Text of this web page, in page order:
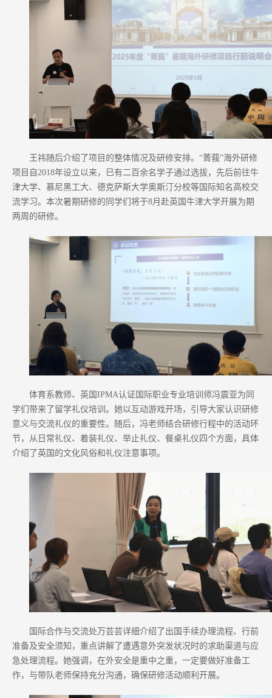
王祎随后介绍了项目的整体情况及研修安排。“菁莪”海外研修
项目自2018年设立以来，已有二百余名学子通过选拔，先后前往牛
津大学、慕尼黑工大、德克萨斯大学奥斯汀分校等国际知名高校交
流学习。本次暑期研修的同学们将于8月赴英国牛津大学开展为期
两周的研修。
体育系教师、英国IPMA认证国际职业专业培训师冯震亚为同
学们带来了留学礼仪培训。她以互动游戏开场，引导大家认识研修
意义与交流礼仪的重要性。随后，冯老师结合研修行程中的活动环
节，从日常礼仪、着装礼仪、举止礼仪、餐桌礼仪四个方面，具体
介绍了英国的文化风俗和礼仪注意事项。
国际合作与交流处万芸芸详细介绍了出国手续办理流程、行前
准备及安全须知，重点讲解了遭遇意外突发状况时的求助渠道与应
急处理流程。她强调，在外安全是重中之重，一定要做好准备工
作，与带队老师保持充分沟通，确保研修活动顺利开展。